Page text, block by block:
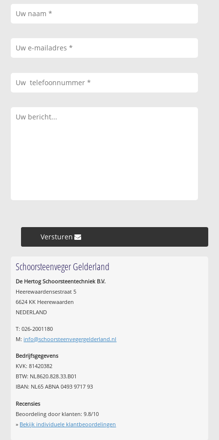
Versturen »
Schoorsteenveger Gelderland
De Hertog Schoorsteentechniek B.V.
Heerewaardensestraat 5
6624 KK Heerewaarden
NEDERLAND
T: 026-2001180
M: info@schoorsteenvegergelderland.nl
Bedrijfsgegevens
KVK: 81420382
BTW: NL8620.828.33.B01
IBAN: NL65 ABNA 0493 9717 93
Recensies
Beoordeling door klanten:9.8/10
» Bekijk individuele klantbeoordelingen